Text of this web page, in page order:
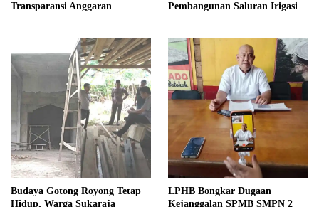
Transparansi Anggaran
Pembangunan Saluran Irigasi
Budaya Gotong Royong Tetap
Hidup, Warga Sukaraja
LPHB Bongkar Dugaan
Kejanggalan SPMB SMPN 2